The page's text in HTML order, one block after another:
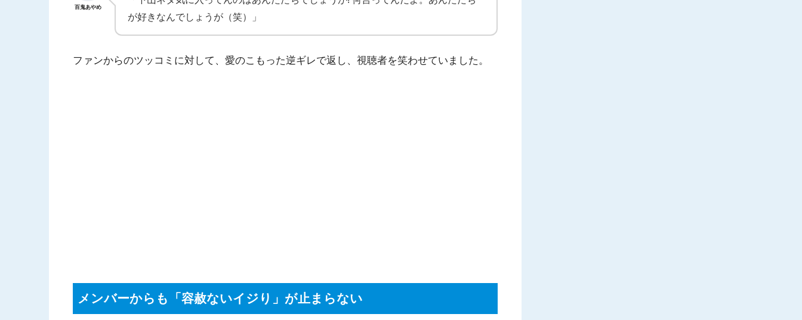
百鬼あやめ
が好きなんでしょうが（笑）」
ファンからのツッコミに対して、愛のこもった逆ギレで返し、視聴者を笑わせていました。
メンバーからも「容赦ないイジり」が止まらない